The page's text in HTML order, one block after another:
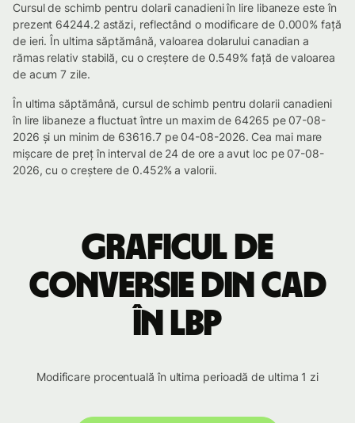
Cursul de schimb pentru dolarii canadieni în lire libaneze este în
prezent 64244.2 astăzi, reflectând o modificare de 0.000% față
de ieri. În ultima săptămână, valoarea dolarului canadian a
rămas relativ stabilă, cu o creștere de 0.549% față de valoarea
de acum 7 zile.
În ultima săptămână, cursul de schimb pentru dolarii canadieni
în lire libaneze a fluctuat între un maxim de 64265 pe 07-08-
2026 și un minim de 63616.7 pe 04-08-2026. Cea mai mare
mișcare de preț în interval de 24 de ore a avut loc pe 07-08-
2026, cu o creștere de 0.452% a valorii.
Graficul de
conversie din CAD
în LBP
Modificare procentuală în ultima perioadă de ultima 1 zi